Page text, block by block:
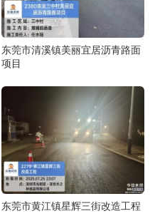
东莞市清溪镇美丽宜居沥青路面
项目
东莞市黄江镇星辉三街改造工程